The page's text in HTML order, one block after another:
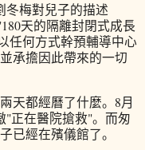
冬梅對兒子的描述
天的隔離封閉式成長
任何方式幹預輔導中心
承擔因此帶來的一切
天都經曆了什麼。8月
"正在醫院搶救"。而匆
已經在殯儀館了。